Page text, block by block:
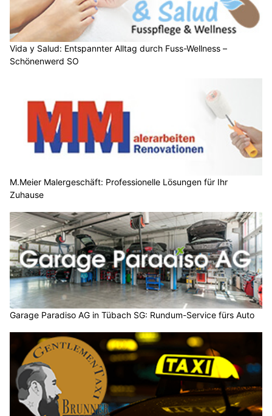
Vida y Salud: Entspannter Alltag durch Fuss-Wellness –
Schönenwerd SO
M.Meier Malergeschäft: Professionelle Lösungen für Ihr
Zuhause
Garage Paradiso AG in Tübach SG: Rundum-Service fürs Auto